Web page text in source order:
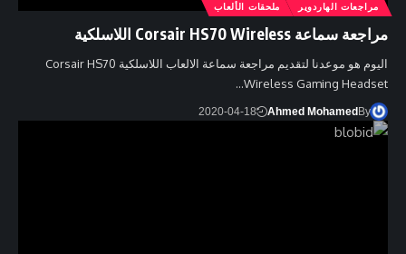
مراجعات الهاردوير ملحقات الألعاب
مراجعة سماعة Corsair HS70 Wireless اللاسلكية
اليوم هو موعدنا لتقديم مراجعة سماعة الالعاب اللاسلكية Corsair HS70
Wireless Gaming Headset…
By
Ahmed Mohamed
2020-04-18